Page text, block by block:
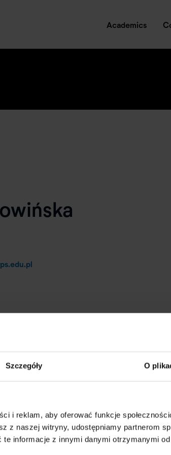
Szczegóły O
i reklam, aby oferować funkcje
z naszej witryny, udostępniamy partnerom
informacje z innymi danymi otrzymanymi
Academics
an architect who also specializes in interior
Design Studio. A finalist for the Mies van
edition of the Architectural Award of
events including Design March in Reykjavík,
Lambrate in Milan (2015), Gdynia Design
Foundation Cultural Center Gallery in